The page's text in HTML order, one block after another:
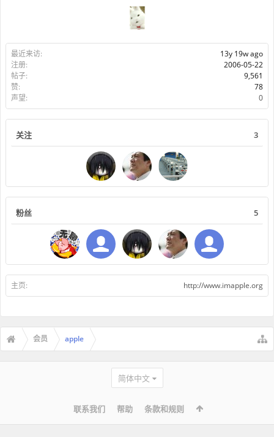
最近来访:
13y 19w ago
注册:
2006-05-22
帖子:
9,561
赞:
78
声望:
0
关注 3
粉丝 5
主页: http://www.imapple.org
会员 apple
简体中文
联系我们 帮助 条款和规则